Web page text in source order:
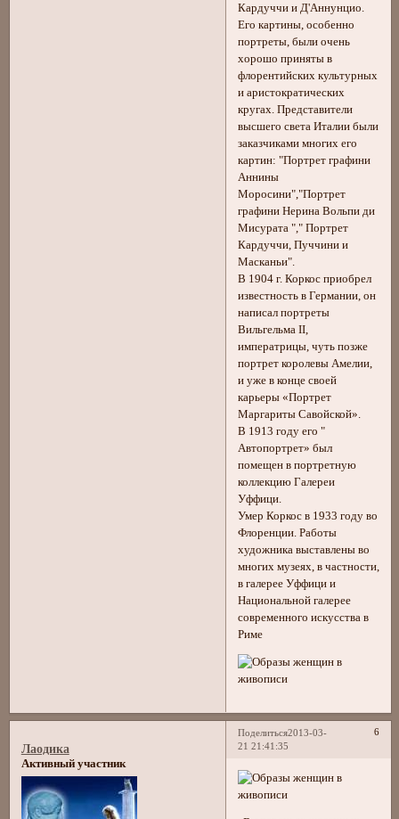
Кардуччи и Д'Аннунцио.
Его картины, особенно
портреты, были очень
хорошо приняты в
флорентийских культурных
и аристократических
кругах. Представители
высшего света Италии были
заказчиками многих его
картин: "Портрет графини
Аннины
Моросини","Портрет
графини Нерина Вольпи ди
Мисурата "," Портрет
Кардуччи, Пуччини и
Масканьи".
В 1904 г. Коркос приобрел
известность в Германии, он
написал портреты
Вильгельма II,
императрицы, чуть позже
портрет королевы Амелии,
и уже в конце своей
карьеры «Портрет
Маргариты Савойской».
В 1913 году его "
Автопортрет» был
помещен в портретную
коллекцию Галереи
Уффици.
Умер Коркос в 1933 году во
Флоренции. Работы
художника выставлены во
многих музеях, в частности,
в галерее Уффици и
Национальной галерее
современного искусства в
Риме
Поделиться 6
2013-03-
21 21:41:35
Лаодика
Активный участник